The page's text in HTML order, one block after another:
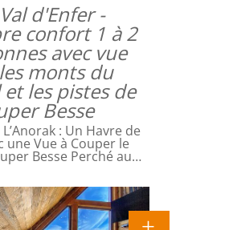
d'Enfer -
confort 1 à 2
avec vue
monts du
et les pistes de
Besse
: Un Havre de
une Vue à Couper le
Besse Perché au…